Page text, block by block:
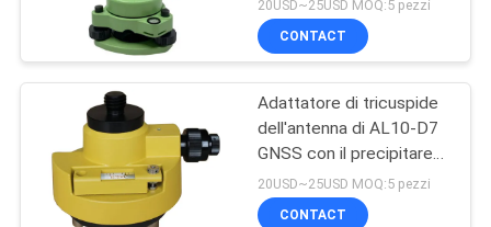
20USD~25USD MOQ:5 pezzi
CONTACT
Adattatore di tricuspide
dell'antenna di AL10-D7
GNSS con il precipitare
ottico
20USD~25USD MOQ:5 pezzi
CONTACT